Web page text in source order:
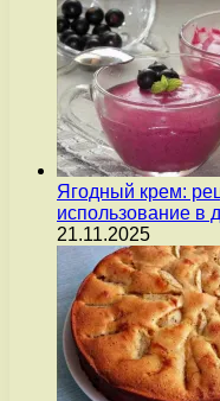
Ягодный крем:
использование в
21.11.2025